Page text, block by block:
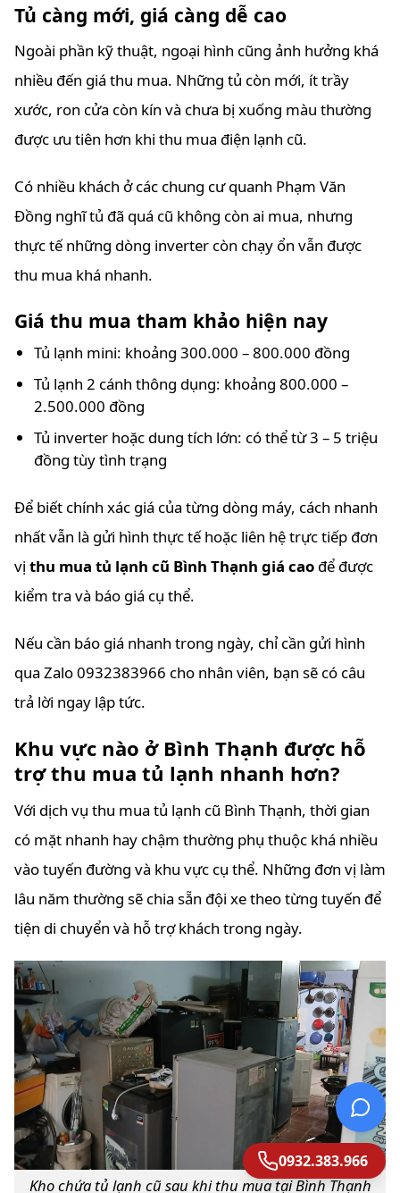
Tủ càng mới, giá càng dễ cao
Ngoài phần kỹ thuật, ngoại hình cũng ảnh hưởng khá
nhiều đến giá thu mua. Những tủ còn mới, ít trầy
xước, ron cửa còn kín và chưa bị xuống màu thường
được ưu tiên hơn khi thu mua điện lạnh cũ.
Có nhiều khách ở các chung cư quanh Phạm Văn
Đồng nghĩ tủ đã quá cũ không còn ai mua, nhưng
thực tế những dòng inverter còn chạy ổn vẫn được
thu mua khá nhanh.
Giá thu mua tham khảo hiện nay
Tủ lạnh mini: khoảng 300.000 – 800.000 đồng
Tủ lạnh 2 cánh thông dụng: khoảng 800.000 –
2.500.000 đồng
Tủ inverter hoặc dung tích lớn: có thể từ 3 – 5 triệu
đồng tùy tình trạng
Để biết chính xác giá của từng dòng máy, cách nhanh
nhất vẫn là gửi hình thực tế hoặc liên hệ trực tiếp đơn
vị thu mua tủ lạnh cũ Bình Thạnh giá cao để được
kiểm tra và báo giá cụ thể.
Nếu cần báo giá nhanh trong ngày, chỉ cần gửi hình
qua Zalo 0932383966 cho nhân viên, bạn sẽ có câu
trả lời ngay lập tức.
Khu vực nào ở Bình Thạnh được hỗ
trợ thu mua tủ lạnh nhanh hơn?
Với dịch vụ thu mua tủ lạnh cũ Bình Thạnh, thời gian
có mặt nhanh hay chậm thường phụ thuộc khá nhiều
vào tuyến đường và khu vực cụ thể. Những đơn vị làm
lâu năm thường sẽ chia sẵn đội xe theo từng tuyến để
tiện di chuyển và hỗ trợ khách trong ngày.
Kho chứa tủ lạnh cũ sau khi thu mua tại Bình Thạnh
0932.383.966